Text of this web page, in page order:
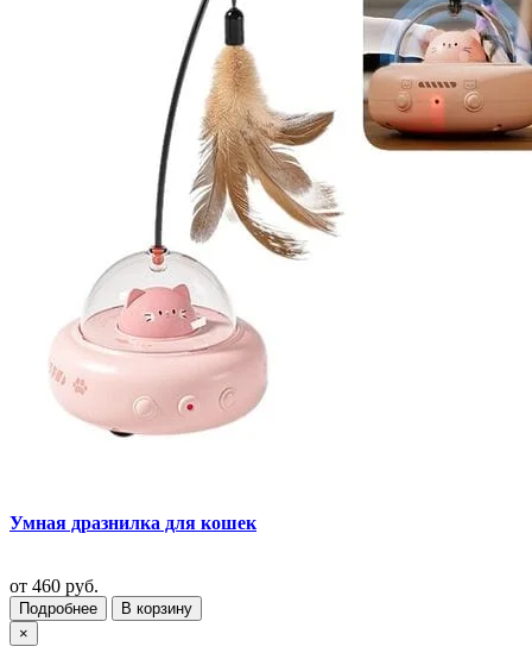
Умная дразнилка для кошек
от 460 руб.
Подробнее
В корзину
×